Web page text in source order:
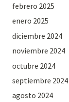
febrero 2025
enero 2025
diciembre 2024
noviembre 2024
octubre 2024
septiembre 2024
agosto 2024